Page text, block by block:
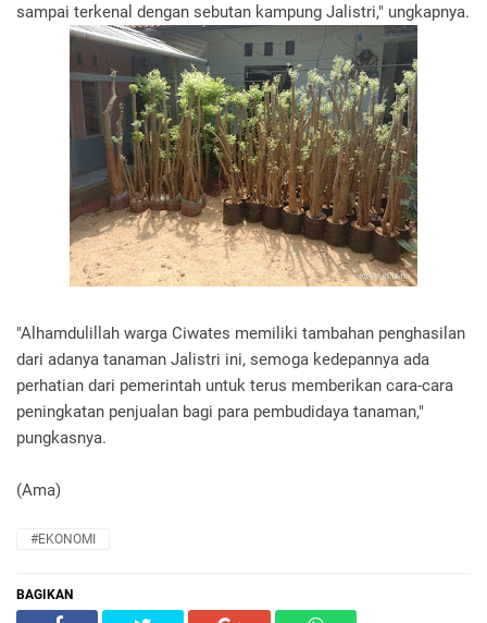
sampai terkenal dengan sebutan kampung Jalistri," ungkapnya.
"Alhamdulillah warga Ciwates memiliki tambahan penghasilan
dari adanya tanaman Jalistri ini, semoga kedepannya ada
perhatian dari pemerintah untuk terus memberikan cara-cara
peningkatan penjualan bagi para pembudidaya tanaman,"
pungkasnya.
(Ama)
#EKONOMI
BAGIKAN